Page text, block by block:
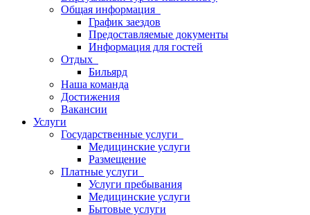
Общая информация
График заездов
Предоставляемые документы
Информация для гостей
Отдых
Бильярд
Наша команда
Достижения
Вакансии
Услуги
Государственные услуги
Медицинские услуги
Размещение
Платные услуги
Услуги пребывания
Медицинские услуги
Бытовые услуги